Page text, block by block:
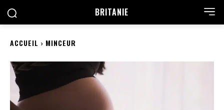
BRITANIE
ACCUEIL MINCEUR